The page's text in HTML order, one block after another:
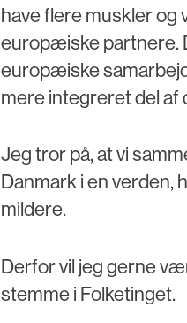
have flere muskler og
europæiske partnere.
europæiske
mere integreret del af
Jeg tror på, at vi
Danmark i en verden,
mildere.
Derfor vil jeg gerne
stemme i Folketinget.